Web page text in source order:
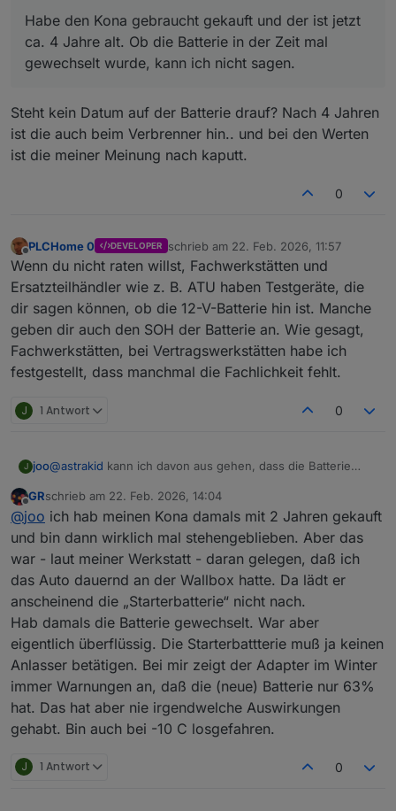
Habe den Kona gebraucht gekauft und der ist jetzt
ca. 4 Jahre alt. Ob die Batterie in der Zeit mal
gewechselt wurde, kann ich nicht sagen.
Steht kein Datum auf der Batterie drauf? Nach 4 Jahren
ist die auch beim Verbrenner hin.. und bei den Werten
ist die meiner Meinung nach kaputt.
0
Offline
PLCHome 0 DEVELOPER schrieb am 22. Feb. 2026, 11:57
zuletzt editiert von
Wenn du nicht raten willst, Fachwerkstätten und
Ersatzteilhändler wie z. B. ATU haben Testgeräte, die
dir sagen können, ob die 12-V-Batterie hin ist. Manche
geben dir auch den SOH der Batterie an. Wie gesagt,
Fachwerkstätten, bei Vertragswerkstätten habe ich
festgestellt, dass manchmal die Fachlichkeit fehlt.
J 1 Antwort 0
J joo@astrakid kann ich davon aus gehen, dass die Batterie
liegen bei mir zwischen 61% und 77%. Sieht bei dir ja
deutlich besser aus. Bei 65% hatte ich 11,9V gemessen.
Habe den Kona gebraucht gekauft und der ist jetzt ca. 4
Jahre alt. Ob die Batterie in der Zeit mal gewechselt wurde,
kann ich nicht sagen.
Offline
GRschrieb am 22. Feb. 2026, 14:04
zuletzt editiert von
@joo ich hab meinen Kona damals mit 2 Jahren gekauft
und bin dann wirklich mal stehengeblieben. Aber das
war - laut meiner Werkstatt - daran gelegen, daß ich
das Auto dauernd an der Wallbox hatte. Da lädt er
anscheinend die „Starterbatterie“ nicht nach.
Hab damals die Batterie gewechselt. War aber
eigentlich überflüssig. Die Starterbattterie muß ja keinen
Anlasser betätigen. Bei mir zeigt der Adapter im Winter
immer Warnungen an, daß die (neue) Batterie nur 63%
hat. Das hat aber nie irgendwelche Auswirkungen
gehabt. Bin auch bei -10 C losgefahren.
J 1 Antwort 0